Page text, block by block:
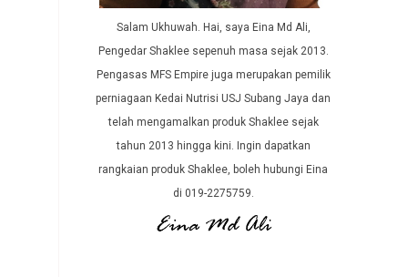
Salam Ukhuwah. Hai, saya Eina Md Ali,
Pengedar Shaklee sepenuh masa sejak 2013.
Pengasas MFS Empire juga merupakan pemilik
perniagaan Kedai Nutrisi USJ Subang Jaya dan
telah mengamalkan produk Shaklee sejak
tahun 2013 hingga kini. Ingin dapatkan
rangkaian produk Shaklee, boleh hubungi Eina
di 019-2275759.